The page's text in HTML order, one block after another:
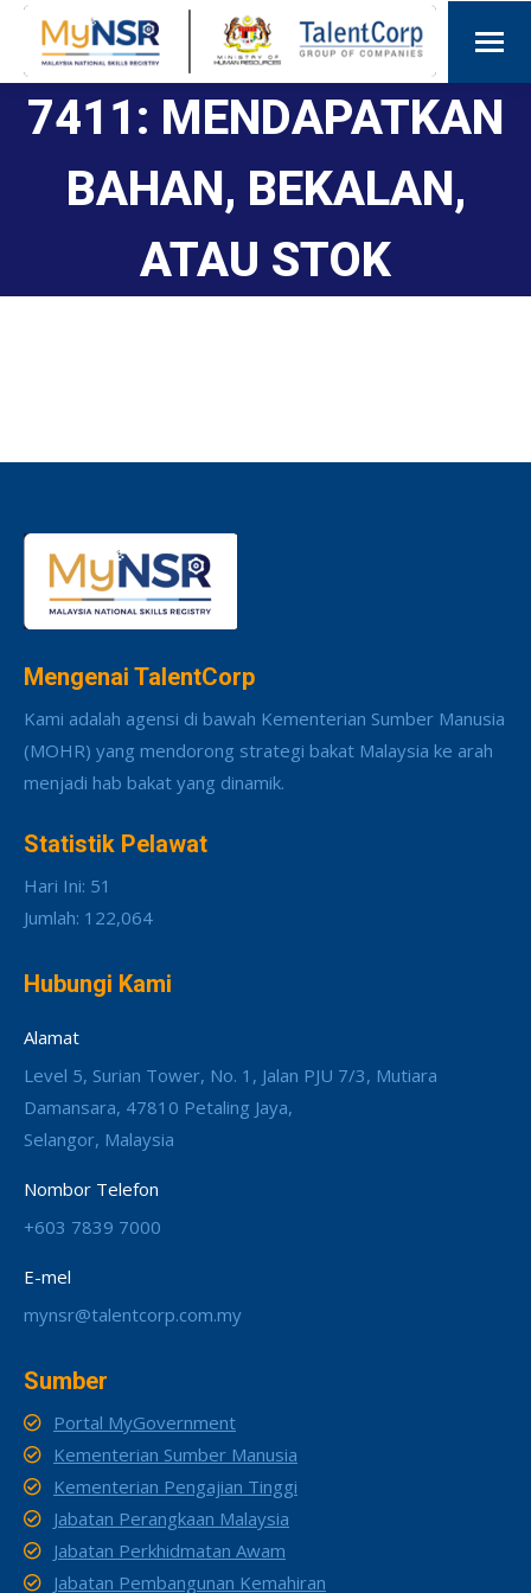
7411: MENDAPATKAN
BAHAN, BEKALAN,
ATAU STOK
Mengenai TalentCorp
Kami adalah agensi di bawah Kementerian Sumber Manusia
(MOHR) yang mendorong strategi bakat Malaysia ke arah
menjadi hab bakat yang dinamik.
Statistik Pelawat
Hari Ini: 51
Jumlah: 122,064
Hubungi Kami
Alamat
Level 5, Surian Tower, No. 1, Jalan PJU 7/3, Mutiara
Damansara, 47810 Petaling Jaya,
Selangor, Malaysia
Nombor Telefon
+603 7839 7000
E-mel
mynsr@talentcorp.com.my
Sumber
Portal MyGovernment
Kementerian Sumber Manusia
Kementerian Pengajian Tinggi
Jabatan Perangkaan Malaysia
Jabatan Perkhidmatan Awam
Jabatan Pembangunan Kemahiran